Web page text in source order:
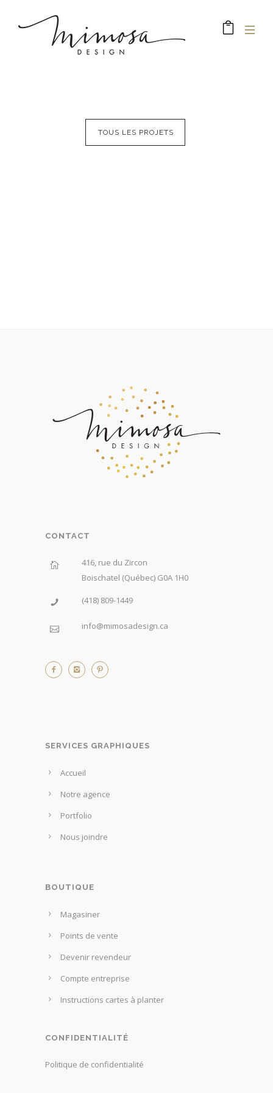
TOUS LES PROJETS
CONTACT
416, rue du Zircon
Boischatel (Québec) G0A 1H0
(418) 809-1449
info@mimosadesign.ca
SERVICES GRAPHIQUES
Accueil
Notre agence
Portfolio
Nous joindre
BOUTIQUE
Magasiner
Points de vente
Devenir revendeur
Compte entreprise
Instructions cartes à planter
CONFIDENTIALITÉ
Politique de confidentialité